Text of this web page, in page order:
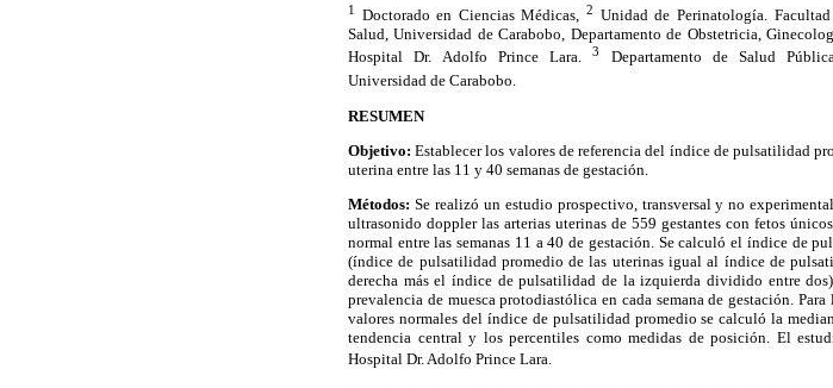
1 Doctorado en Ciencias Médicas,2 Unidad de Perinatología.
Salud, Universidad de Carabobo, Departamento de Obstetricia,
Hospital Dr. Adolfo Prince Lara.3
Departamento de Salud
Universidad de Carabobo.
RESUMEN
Objetivo:Establecer los valores de referencia del índice de pulsatilidad
uterina entre las 11 y 40 semanas de gestación.
Métodos: Se realizó un estudio prospectivo, transversal y no
ultrasonido doppler las arterias uterinas de 559 gestantes con fetos
normal entre las semanas 11 a 40 de gestación. Se calculó el índice de
(índice de pulsatilidad promedio de las uterinas igual al índice de
derecha más el índice de pulsatilidad de la izquierda dividido entre
prevalencia de muesca protodiastólica en cada semana de gestación.
valores normales del índice de pulsatilidad promedio se calculó la
tendencia central y los percentiles como medidas de posición. El
Hospital Dr. Adolfo Prince Lara.